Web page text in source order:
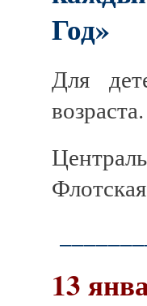
Год»
Для
возраста.
13